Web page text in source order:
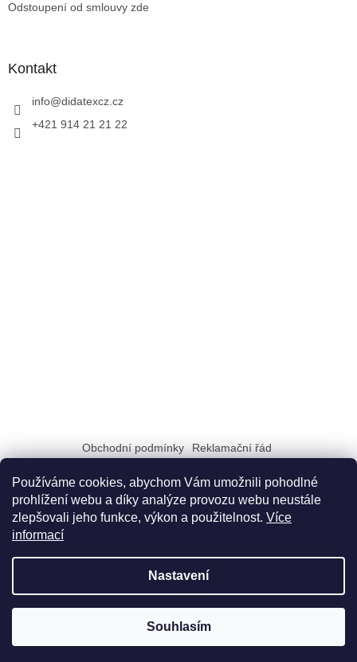
Používáme cookies, abychom Vám umožnili pohodlné
prohlížení webu a díky analýze provozu webu neustále
zlepšovali jeho funkce, výkon a použitelnost. Více
informací
Nastavení
Souhlasím
Odstoupení od smlouvy zde
Kontakt
info@didatexcz.cz
+421 914 21 21 22
Obchodní podmínky
Reklamační řád
Doprava a možnosti platby
Dokumenty na stiahnutie
Vytvořil Shoptet
Didatex.cz. Všechna práva vyhrazena.